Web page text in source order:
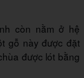
còn nằm ở hệ
gỗ này được đặt
được lót bằng